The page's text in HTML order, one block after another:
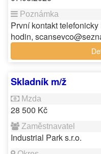
První kontakt
hodin,
Skladník m/ž
28 500 Kč
Industrial Park s.r.o.